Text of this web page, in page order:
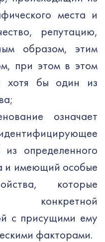
места и
репутацию,
образом, этим
при этом в этом
хотя бы один из
означает
определенного
и имеющий особые
которые
конкретной
с присущими ему
факторами.